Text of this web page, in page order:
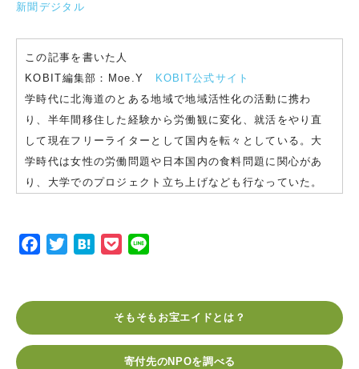
新聞デジタル
この記事を書いた人
KOBIT編集部：Moe.Y
KOBIT公式サイト
学時代に北海道のとある地域で地域活性化の活動に携わ
り、半年間移住した経験から労働観に変化、就活をやり直
して現在フリーライターとして国内を転々としている。大
学時代は女性の労働問題や日本国内の食料問題に関心があ
り、大学でのプロジェクト立ち上げなども行なっていた。
o
e
a
t
そもそもお宝エイドとは？
寄付先のNPOを調べる